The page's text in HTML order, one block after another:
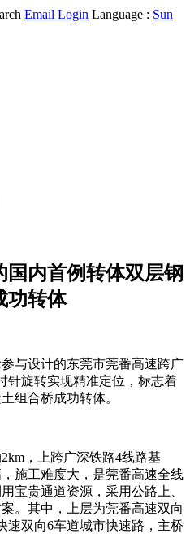
Email Login Language : Sun
内首例转体双层钢
功转体
与设计的东莞市莞番高速跨广
针旋转实现精准定位，标志着
组合桥成功转体。
，上跨广深铁路4线路基
施工难度大，是莞番高速全线
宝贵通道资源，采用公路上、
。其中，上层为莞番高速双向
速双向6车道城市快速路，主桥